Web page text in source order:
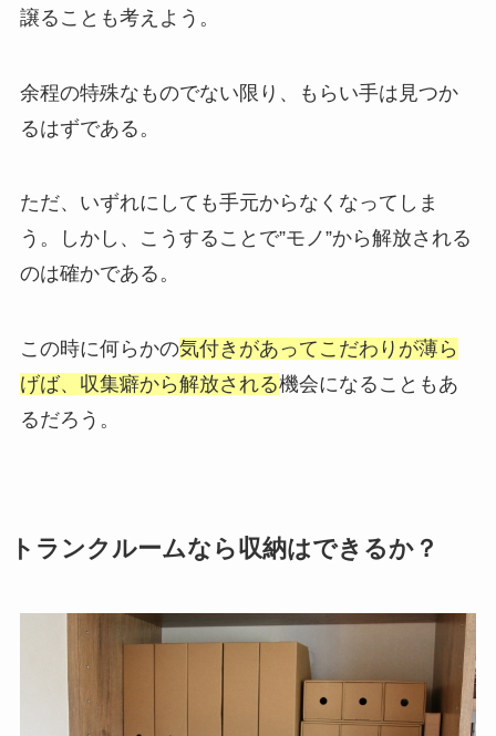
譲ることも考えよう。
余程の特殊なものでない限り、もらい手は見つか
るはずである。
ただ、いずれにしても手元からなくなってしま
う。しかし、こうすることで”モノ”から解放される
のは確かである。
この時に何らかの気付きがあってこだわりが薄ら
げば、収集癖から解放される機会になることもあ
るだろう。
トランクルームなら収納はできるか？